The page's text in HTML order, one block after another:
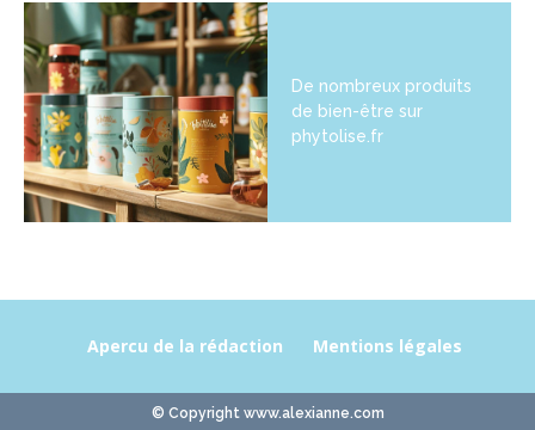
De nombreux produits
de bien-être sur
phytolise.fr
Apercu de la rédaction Mentions légales
© Copyright www.alexianne.com